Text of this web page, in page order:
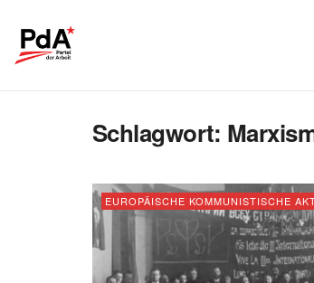
Schlagwort:
EUROPÄISCHE KOMMUNISTISCHE